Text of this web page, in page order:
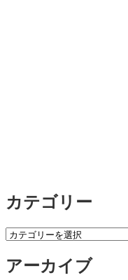
カテゴリー
カ
ゴ
アーカイブ